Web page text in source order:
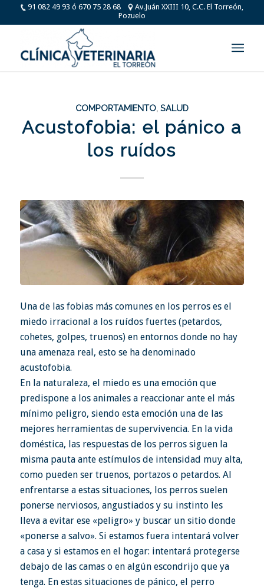
91 082 49 93 ó 670 75 28 68
Av.Juán XXIII 10, C.C. El Torreón,
Pozuelo
COMPORTAMIENTO, SALUD
Acustofobia: el pánico a
los ruídos
Una de las fobias más comunes en los perros es el
miedo irracional a los ruídos fuertes (petardos,
cohetes, golpes, truenos) en entornos donde no hay
una amenaza real, esto se ha denominado
acustofobia.
En la naturaleza, el miedo es una emoción que
predispone a los animales a reaccionar ante el más
mínimo peligro, siendo esta emoción una de las
mejores herramientas de supervivencia. En la vida
doméstica, las respuestas de los perros siguen la
misma pauta ante estímulos de intensidad muy alta,
como pueden ser truenos, portazos o petardos. Al
enfrentarse a estas situaciones, los perros suelen
ponerse nerviosos, angustiados y su instinto les
lleva a evitar ese «peligro» y buscar un sitio donde
«ponerse a salvo». Si estamos fuera intentará volver
a casa y si estamos en el hogar: intentará protegerse
debajo de las camas o en algún escondrijo que ya
tenga. En estas situaciones de pánico, el perro